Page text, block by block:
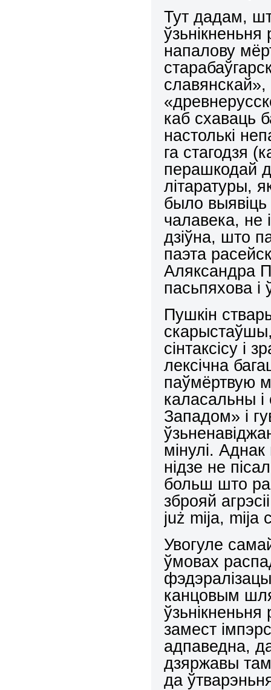
Тут дадам,
напалову
славянскай»,
каб схаваць
настолькі
га стагодзя
перашкодай
літаратуры,
было выявіць
чалавека, не
дзіўна, што
паэта
Аляксандра
пасьпяхова і
Пушкін
сінтаксісу і
лексічна
паўмёртвую
каласальны
Западом» і
мінулі. Аднак
нідзе не
больш што
зброяй
już mija, mija
Увогуле
ўмовах
канцовым
замест
адпаведна,
дзяржавы
да